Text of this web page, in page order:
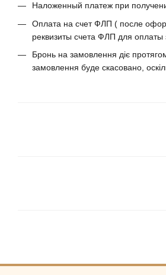
Наложенный платеж при
Оплата на счет ФЛП ( после
реквизиты счета ФЛП для оплаты
Бронь на замовлення діє
замовлення буде скасовано,